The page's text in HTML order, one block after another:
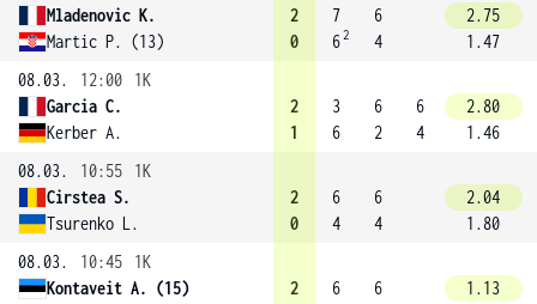
Mladenovic K.
Martic P. (13)
2
0
7
62
6
4
2.75
1.47
08.03.
12:00
1K
Garcia C.
Kerber A.
2
1
3
6
6
2
6
4
2.80
1.46
08.03.
10:55
1K
Cirstea S.
Tsurenko L.
2
0
6
4
6
4
2.04
1.80
08.03.
10:45
1K
Kontaveit A. (15)
2
6
6
1.13